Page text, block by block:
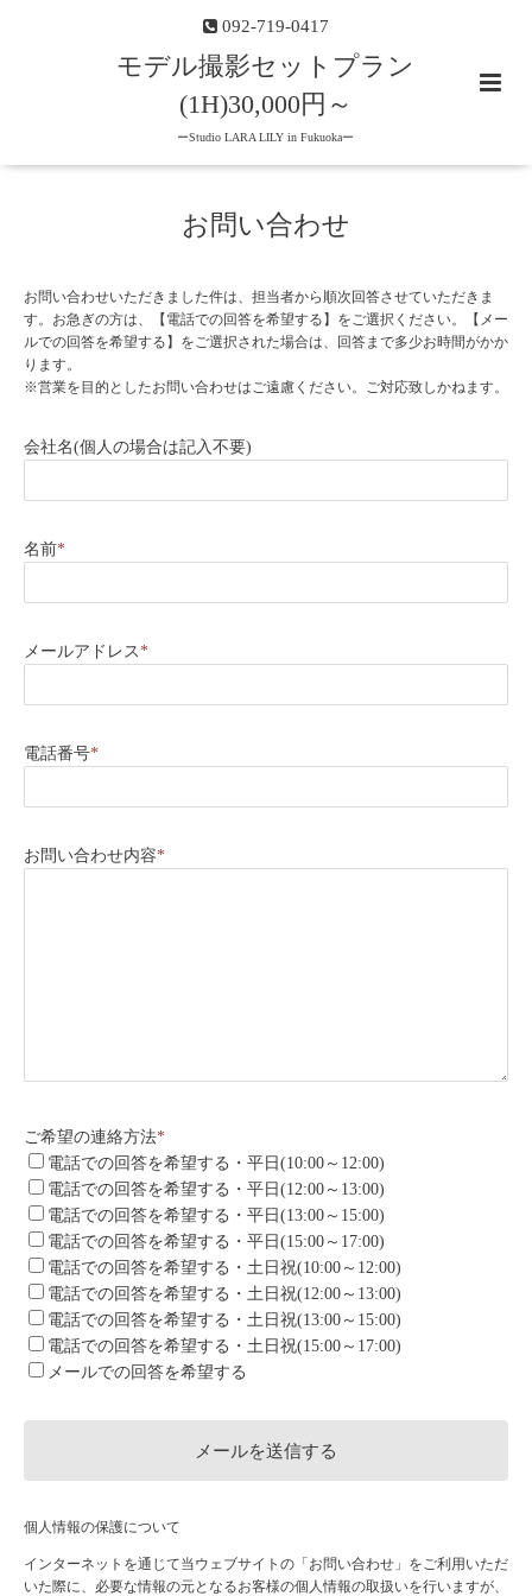
092-719-0417
モデル撮影セットプラン
(1H)30,000円～
ーStudio LARA LILY in Fukuokaー
お問い合わせ
お問い合わせいただきました件は、担当者から順次回答させていただきま
す。お急ぎの方は、【電話での回答を希望する】をご選択ください。【メー
ルでの回答を希望する】をご選択された場合は、回答まで多少お時間がかか
ります。
※営業を目的としたお問い合わせはご遠慮ください。ご対応致しかねます。
会社名(個人の場合は記入不要)
名前*
メールアドレス*
電話番号*
お問い合わせ内容*
ご希望の連絡方法*
電話での回答を希望する・平日(10:00～12:00)
電話での回答を希望する・平日(12:00～13:00)
電話での回答を希望する・平日(13:00～15:00)
電話での回答を希望する・平日(15:00～17:00)
電話での回答を希望する・土日祝(10:00～12:00)
電話での回答を希望する・土日祝(12:00～13:00)
電話での回答を希望する・土日祝(13:00～15:00)
電話での回答を希望する・土日祝(15:00～17:00)
メールでの回答を希望する
個人情報の保護について
インターネットを通じて当ウェブサイトの「お問い合わせ」をご利用いただ
いた際に、必要な情報の元となるお客様の個人情報の取扱いを行いますが、